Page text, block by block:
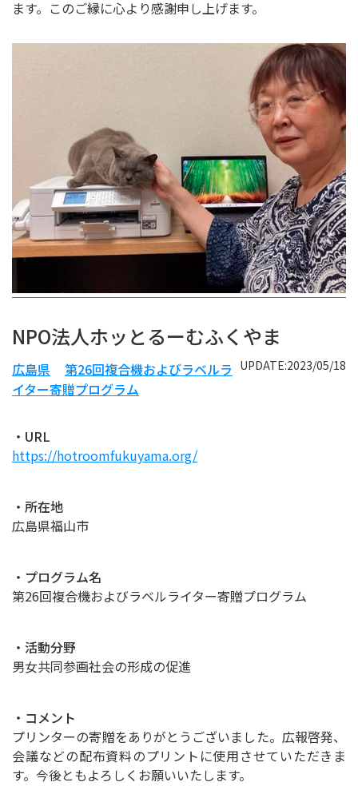
ます。このご縁に心より感謝申し上げます。
NPO法人ホッとるーむふくやま
UPDATE:2023/05/18
広島県
第26回複合機およびラベルラ
イター寄贈プログラム
・URL
https://hotroomfukuyama.org/
・所在地
広島県福山市
・プログラム名
第26回複合機およびラベルライター寄贈プログラム
・活動分野
男女共同参画社会の形成の促進
・コメント
プリンターの寄贈をありがとうございました。広報啓発、
会議などの配布資料のプリントに使用させていただきま
す。今後ともよろしくお願いいたします。